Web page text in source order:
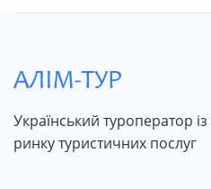
Український туроператор
ринку туристичних послуг